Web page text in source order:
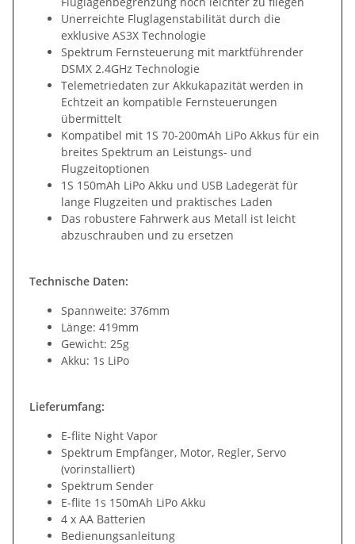
Unerreichte Fluglagenstabilität durch die
exklusive AS3X Technologie
Spektrum Fernsteuerung mit marktführender
DSMX 2.4GHz Technologie
Telemetriedaten zur Akkukapazität werden in
Echtzeit an kompatible Fernsteuerungen
übermittelt
Kompatibel mit 1S 70-200mAh LiPo Akkus für ein
breites Spektrum an Leistungs- und
Flugzeitoptionen
1S 150mAh LiPo Akku und USB Ladegerät für
lange Flugzeiten und praktisches Laden
Das robustere Fahrwerk aus Metall ist leicht
abzuschrauben und zu ersetzen
Technische Daten:
Spannweite: 376mm
Länge: 419mm
Gewicht: 25g
Akku: 1s LiPo
Lieferumfang:
E-flite Night Vapor
Spektrum Empfänger, Motor, Regler, Servo
(vorinstalliert)
Spektrum Sender
E-flite 1s 150mAh LiPo Akku
4 x AA Batterien
Bedienungsanleitung